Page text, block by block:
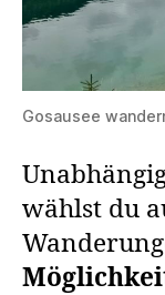
Gosausee
wählst du